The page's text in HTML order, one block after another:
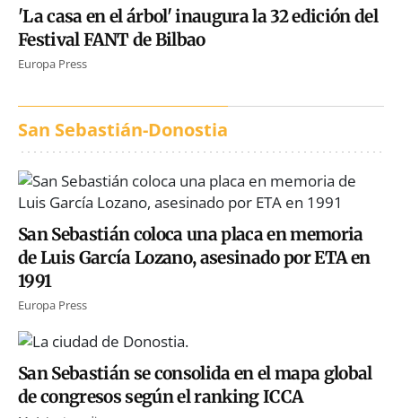
'La casa en el árbol' inaugura la 32 edición del
Festival FANT de Bilbao
Europa Press
San Sebastián-Donostia
San Sebastián coloca una placa en memoria
de Luis García Lozano, asesinado por ETA en
1991
Europa Press
San Sebastián se consolida en el mapa global
de congresos según el ranking ICCA